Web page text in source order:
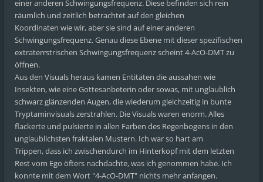
einer anderen Schwingungsfrequenz. Diese befinden sich rein
räumlich und zeitlich betrachtet auf den gleichen
Koordinaten wie wir, aber sie sind auf einer anderen
Schwingungsfrequenz. Genau diese Ebene mit dieser spezifischen
extraterrstrischen Schwingungsfrequenz scheint 4-AcO-DMT zu
öffnen.
Aus den Visuals heraus kamen Entitäten die aussahen wie
Insekten, wie eine Gottesanbeterin oder sowas, mit unglaublich
schwarz glänzenden Augen, die wiederum gleichzeitig in bunte
Tryptaminvisuals zerstrahlen. Die Visuals waren enorm. Alles
flackerte und pulsierte in allen Farben des Regenbogens in den
unglaublichsten fraktalen Mustern. Ich war so hart am
Trippen, dass ich zwischendurch im Hinterkopf mit dem letzten
Rest vom Ego öfters nachdachte, was ich genommen habe. Ich
konnte mit dem Wort "4-AcO-DMT" nichts mehr anfangen.